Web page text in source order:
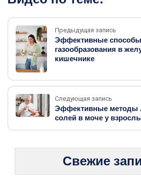
Предыдущая запись
Эффективные
газообразования в
кишечнике
Следующая запись
Эффективные методы
солей в моче у
Свежие